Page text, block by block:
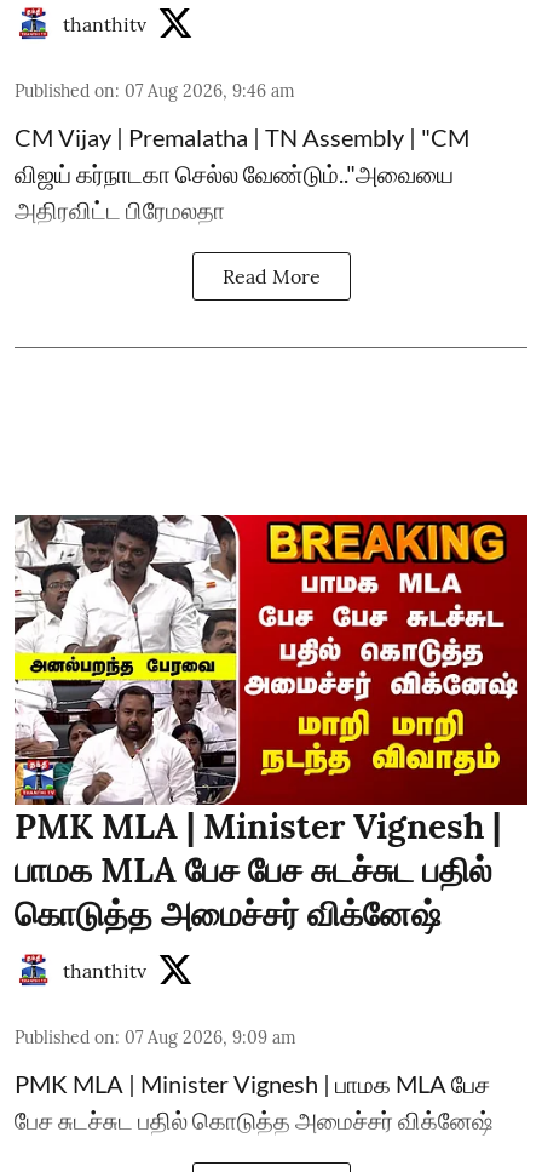
thanthitv
Published on: 07 Aug 2026, 9:46 am
CM Vijay | Premalatha | TN Assembly | "CM
விஜய் கர்நாடகா செல்ல வேண்டும்.."அவையை
அதிரவிட்ட பிரேமலதா
Read More
PMK MLA | Minister Vignesh |
பாமக MLA பேச பேச சுடச்சுட பதில்
கொடுத்த அமைச்சர் விக்னேஷ்
thanthitv
Published on: 07 Aug 2026, 9:09 am
PMK MLA | Minister Vignesh | பாமக MLA பேச
பேச சுடச்சுட பதில் கொடுத்த அமைச்சர் விக்னேஷ்